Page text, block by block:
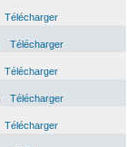
Télécharger
Télécharger
Télécharger
Télécharger
Télécharger